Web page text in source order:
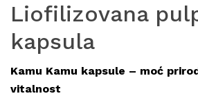
Liofilizovana
kapsula
Kamu Kamu kapsule – moć
vitalnost